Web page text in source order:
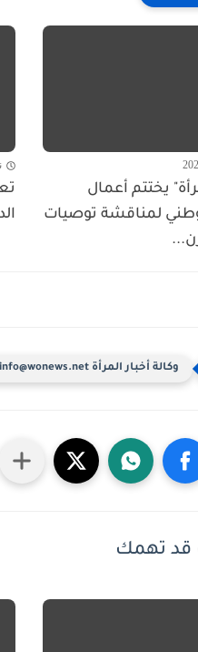
يختتم أعمال
لمناقشة توصيات
وكالة أخبار المرأة www.wonews.net info@wonews.net
قد تهمك